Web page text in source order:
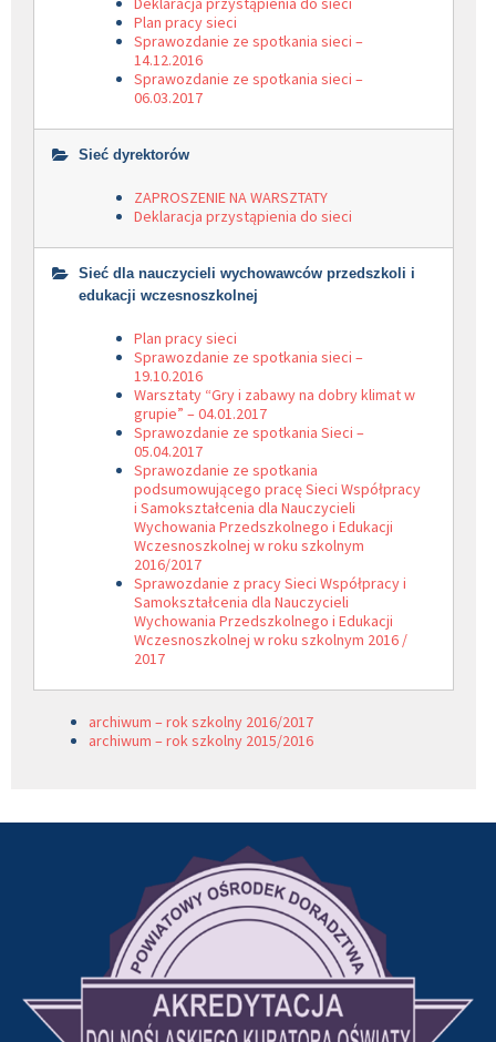
Plan pracy sieci
Sprawozdanie ze spotkania sieci –
14.12.2016
Sprawozdanie ze spotkania sieci –
06.03.2017
Sieć dyrektorów
ZAPROSZENIE NA WARSZTATY
Deklaracja przystąpienia do sieci
Sieć dla nauczycieli wychowawców przedszkoli i
edukacji wczesnoszkolnej
Plan pracy sieci
Sprawozdanie ze spotkania sieci –
19.10.2016
Warsztaty “Gry i zabawy na dobry klimat w
grupie” – 04.01.2017
Sprawozdanie ze spotkania Sieci –
05.04.2017
Sprawozdanie ze spotkania
podsumowującego pracę Sieci Współpracy
i Samokształcenia dla Nauczycieli
Wychowania Przedszkolnego i Edukacji
Wczesnoszkolnej w roku szkolnym
2016/2017
Sprawozdanie z pracy Sieci Współpracy i
Samokształcenia dla Nauczycieli
Wychowania Przedszkolnego i Edukacji
Wczesnoszkolnej w roku szkolnym 2016 /
2017
archiwum – rok szkolny 2016/2017
archiwum – rok szkolny 2015/2016